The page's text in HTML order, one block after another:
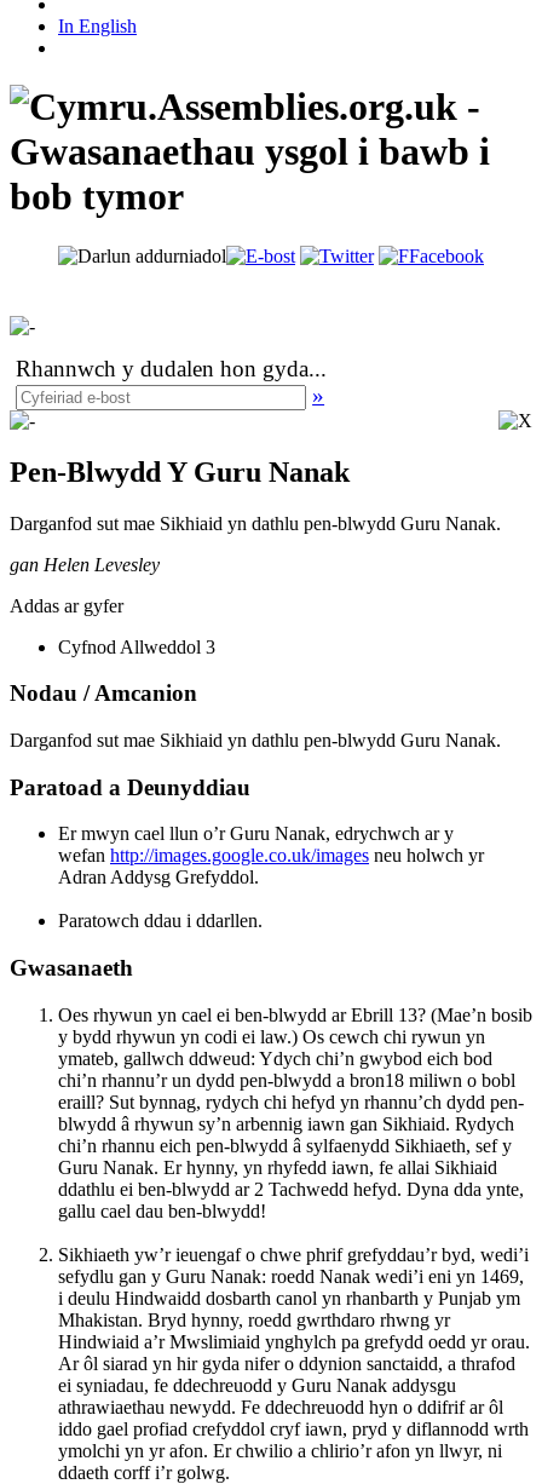
In English
Rhannwch y dudalen hon gyda...
»
Pen-Blwydd Y Guru Nanak
Darganfod sut mae Sikhiaid yn dathlu pen-blwydd Guru Nanak.
gan Helen Levesley
Addas ar gyfer
Cyfnod Allweddol 3
Nodau / Amcanion
Darganfod sut mae Sikhiaid yn dathlu pen-blwydd Guru Nanak.
Paratoad a Deunyddiau
Er mwyn cael llun o’r Guru Nanak, edrychwch ar y
wefan http://images.google.co.uk/images neu holwch yr
Adran Addysg Grefyddol.
Paratowch ddau i ddarllen.
Gwasanaeth
Oes rhywun yn cael ei ben-blwydd ar Ebrill 13? (Mae’n bosib
y bydd rhywun yn codi ei law.) Os cewch chi rywun yn
ymateb, gallwch ddweud: Ydych chi’n gwybod eich bod
chi’n rhannu’r un dydd pen-blwydd a bron18 miliwn o bobl
eraill? Sut bynnag, rydych chi hefyd yn rhannu’ch dydd pen-
blwydd â rhywun sy’n arbennig iawn gan Sikhiaid. Rydych
chi’n rhannu eich pen-blwydd â sylfaenydd Sikhiaeth, sef y
Guru Nanak. Er hynny, yn rhyfedd iawn, fe allai Sikhiaid
ddathlu ei ben-blwydd ar 2 Tachwedd hefyd. Dyna dda ynte,
gallu cael dau ben-blwydd!
Sikhiaeth yw’r ieuengaf o chwe phrif grefyddau’r byd, wedi’i
sefydlu gan y Guru Nanak: roedd Nanak wedi’i eni yn 1469,
i deulu Hindwaidd dosbarth canol yn rhanbarth y Punjab ym
Mhakistan. Bryd hynny, roedd gwrthdaro rhwng yr
Hindwiaid a’r Mwslimiaid ynghylch pa grefydd oedd yr orau.
Ar ôl siarad yn hir gyda nifer o ddynion sanctaidd, a thrafod
ei syniadau, fe ddechreuodd y Guru Nanak addysgu
athrawiaethau newydd. Fe ddechreuodd hyn o ddifrif ar ôl
iddo gael profiad crefyddol cryf iawn, pryd y diflannodd wrth
ymolchi yn yr afon. Er chwilio a chlirio’r afon yn llwyr, ni
ddaeth corff i’r golwg.